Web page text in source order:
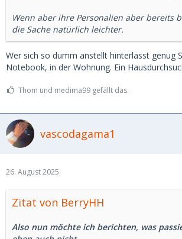
Wenn aber ihre Personalien aber bereits
die Sache natürlich leichter.
Wer sich so dumm anstellt hinterlässt genug
Notebook, in der Wohnung. Ein
Thom und medima99 gefällt das.
vascodagama1
26. August 2025
Zitat von BerryHH
Also nun möchte ich berichten, was